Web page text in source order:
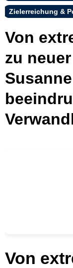
Zielerreichung &
Von
zu
Von